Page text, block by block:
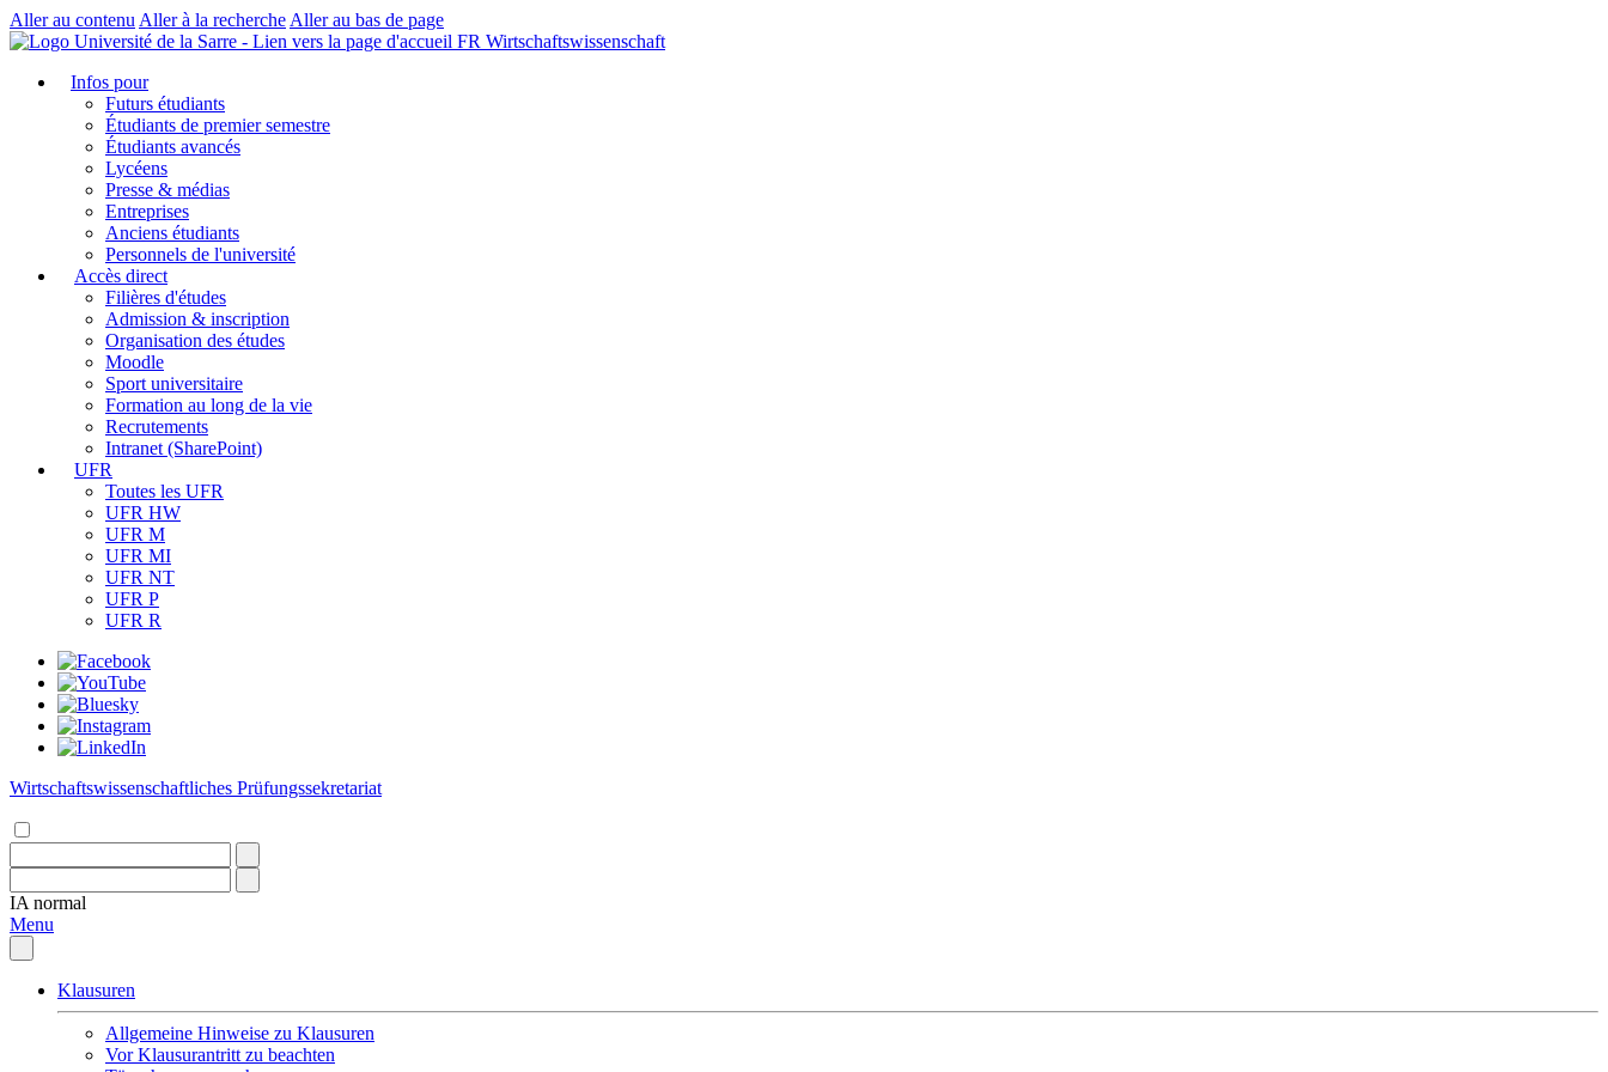
Aller au contenu Aller à la recherche Aller au bas de page
FR Wirtschaftswissenschaft
Infos pour
Futurs étudiants
Étudiants de premier semestre
Étudiants avancés
Lycéens
Presse & médias
Entreprises
Anciens étudiants
Personnels de l'université
Accès direct
Filières d'études
Admission & inscription
Organisation des études
Moodle
Sport universitaire
Formation au long de la vie
Recrutements
Intranet (SharePoint)
UFR
Toutes les UFR
UFR HW
UFR M
UFR MI
UFR NT
UFR P
UFR R
Wirtschaftswissenschaftliches Prüfungssekretariat
IA normal
Menu
Klausuren
Allgemeine Hinweise zu Klausuren
Vor Klausurantritt zu beachten